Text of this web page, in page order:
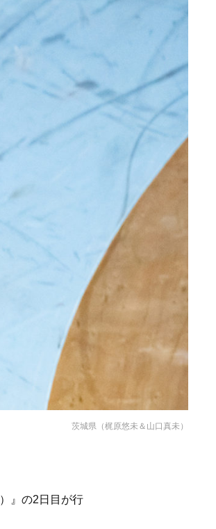
茨城県（梶原悠未＆山口真未）
）』の2日目が行